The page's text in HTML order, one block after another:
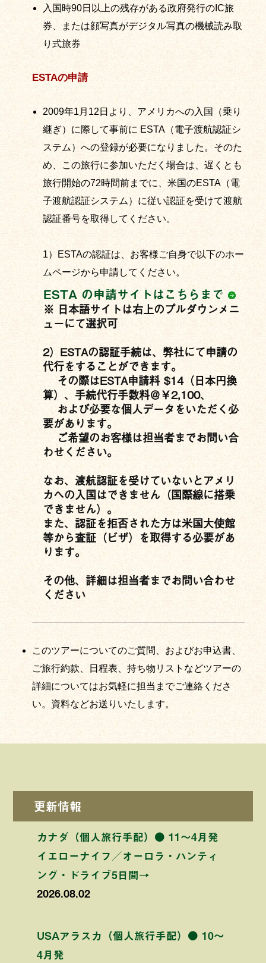
入国時90日以上の残存がある政府発行のIC旅
券、または顔写真がデジタル写真の機械読み取
り式旅券
ESTAの申請
2009年1月12日より、アメリカへの入国（乗り
継ぎ）に際して事前に ESTA（電子渡航認証シ
ステム）への登録が必要になりました。そのた
め、この旅行に参加いただく場合は、遅くとも
旅行開始の72時間前までに、米国のESTA（電
子渡航認証システム）に従い認証を受けて渡航
認証番号を取得してください。
1）ESTAの認証は、お客様ご自身で以下のホー
ムページから申請してください。
ESTA の申請サイトはこちらまで
※ 日本語サイトは右上のプルダウンメニ
ューにて選択可
2）ESTAの認証手続は、弊社にて申請の
代行をすることができます。
その際はESTA申請料 $14（日本円換
算）、手続代行手数料＠￥2,100、
および必要な個人データをいただく必
要があります。
ご希望のお客様は担当者までお問い合
わせください。
なお、渡航認証を受けていないとアメリ
カへの入国はできません（国際線に搭乗
できません）。
また、認証を拒否された方は米国大使館
等から査証（ビザ）を取得する必要があ
ります。
その他、詳細は担当者までお問い合わせ
ください
このツアーについてのご質問、およびお申込書、
ご旅行約款、日程表、持ち物リストなどツアーの
詳細についてはお気軽に担当までご連絡くださ
い。資料などお送りいたします。
更新情報
カナダ（個人旅行手配）● 11〜4月発
イエローナイフ／オーロラ・ハンティ
ング・ドライブ5日間→
2026.08.02
USAアラスカ（個人旅行手配）● 10〜
4月発